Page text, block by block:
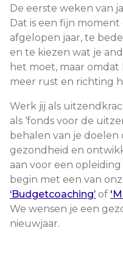
De eerste weken van
Dat is een fijn
afgelopen jaar, te
en te kiezen wat je
het moet, maar
meer rust en richting
Werk jij als
als ‘fonds voor de
behalen van je
gezondheid en
aan voor een
begin met een van
‘Budgetcoaching’ of
We wensen je een
nieuwjaar.